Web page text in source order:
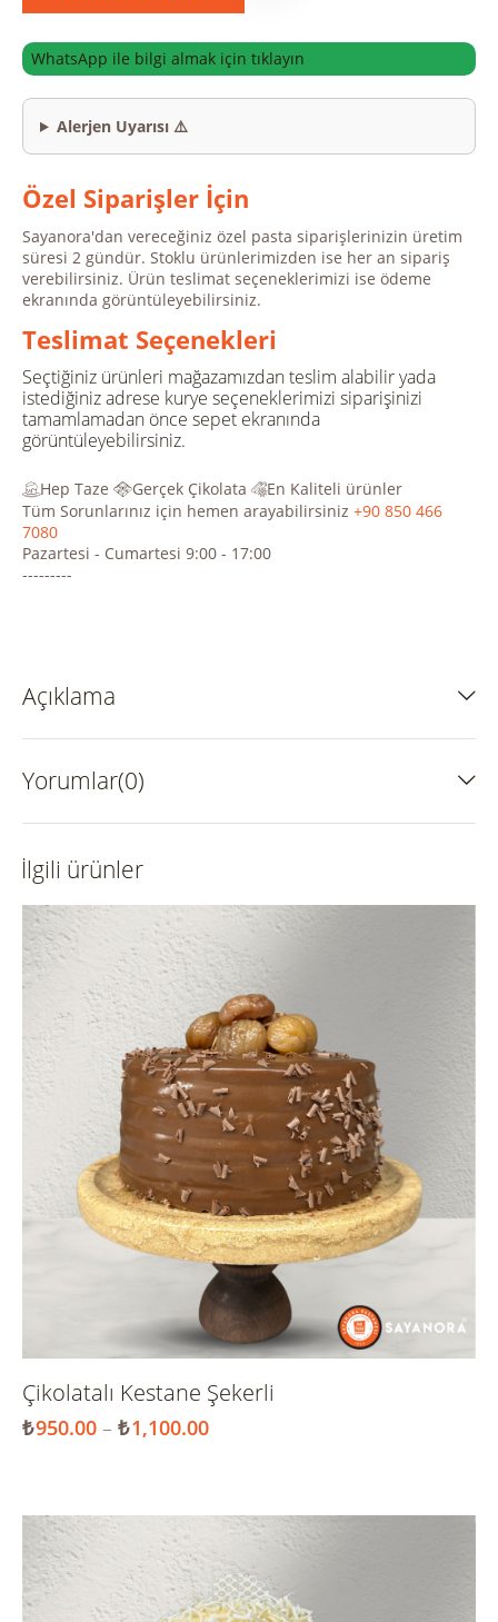
WhatsApp ile bilgi almak için tıklayın
Alerjen Uyarısı ⚠️
Özel Siparişler İçin
Sayanora'dan vereceğiniz özel pasta siparişlerinizin üretim
süresi 2 gündür. Stoklu ürünlerimizden ise her an sipariş
verebilirsiniz. Ürün teslimat seçeneklerimizi ise ödeme
ekranında görüntüleyebilirsiniz.
Teslimat Seçenekleri
Seçtiğiniz ürünleri mağazamızdan teslim alabilir yada
istediğiniz adrese kurye seçeneklerimizi siparişinizi
tamamlamadan önce sepet ekranında
görüntüleyebilirsiniz.
Hep Taze Gerçek Çikolata
En Kaliteli ürünler
Tüm Sorunlarınız için hemen arayabilirsiniz +90 850 466
7080
Pazartesi - Cumartesi 9:00 - 17:00
---------
Açıklama
Yorumlar(0)
İlgili ürünler
Çikolatalı Kestane Şekerli
₺950.00 – ₺1,100.00